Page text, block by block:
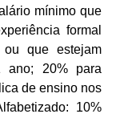
mínimo que
formal
que estejam
ano; 20% para
de ensino nos
10%